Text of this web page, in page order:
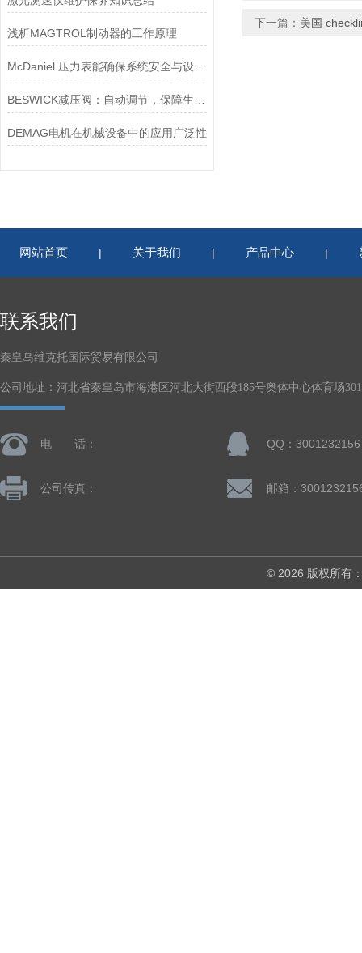
浅析MAGTROL制动器的工作原理
McDaniel 压力表能确保系统安全与设备寿命延长
DEMAG电机在机械设备中的应用广泛性
下一篇： 美国
网站首页 | 关于我们 | 产品中心 |
联系我们
秦皇岛维克托国际贸易有限公司
公司地址：河北省秦皇岛市海港区河北大街西段185号奥体中心体育场
电 话： QQ：3001232156
公司传真： 邮箱：
© 2026 版权所有